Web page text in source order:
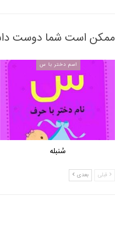
ممکن است شما دوست
اسم دختر با س
سُنبله
قبلی بعدی